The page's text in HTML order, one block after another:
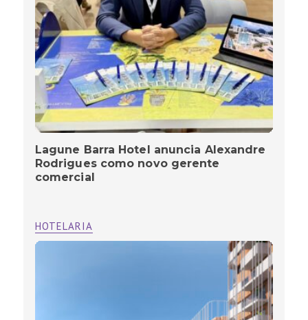
Lagune Barra Hotel anuncia Alexandre
Rodrigues como novo gerente
comercial
HOTELARIA